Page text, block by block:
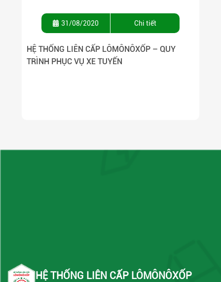
31/08/2020 Chi tiết
HỆ THỐNG LIÊN CẤP LÔMÔNÔXỐP – QUY
TRÌNH PHỤC VỤ XE TUYẾN
HỆ THỐNG LIÊN CẤP LÔMÔNÔXỐP